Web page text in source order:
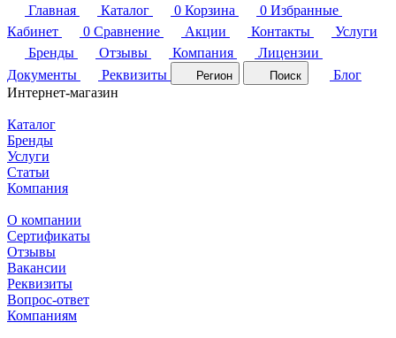
Главная Каталог 0 Корзина 0 Избранные
Кабинет
0 Сравнение Акции Контакты
Услуги
Бренды
Отзывы Компания
Лицензии
Документы
Реквизиты Регион Поиск
Блог
Интернет-магазин
Каталог
Бренды
Услуги
Статьи
Компания
О компании
Сертификаты
Отзывы
Вакансии
Реквизиты
Вопрос-ответ
Компаниям